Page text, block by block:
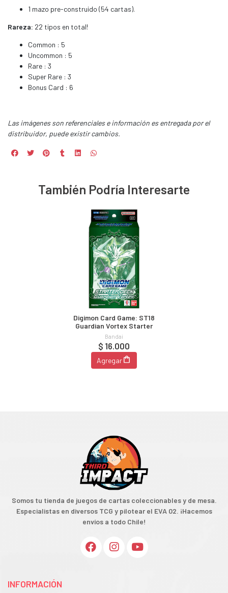
1 mazo pre-construido (54 cartas).
Rareza: 22 tipos en total!
Common : 5
Uncommon : 5
Rare : 3
Super Rare : 3
Bonus Card : 6
Las imágenes son referenciales e información es entregada por el
distribuidor, puede existir cambios.
También Podría Interesarte
Digimon Card Game: ST18
Guardian Vortex Starter
Bandai
$ 16.000
Agregar
Somos tu tienda de juegos de cartas coleccionables y de mesa.
Especialistas en diversos TCG y pilotear el EVA 02. ¡Hacemos
envíos a todo Chile!
INFORMACIÓN